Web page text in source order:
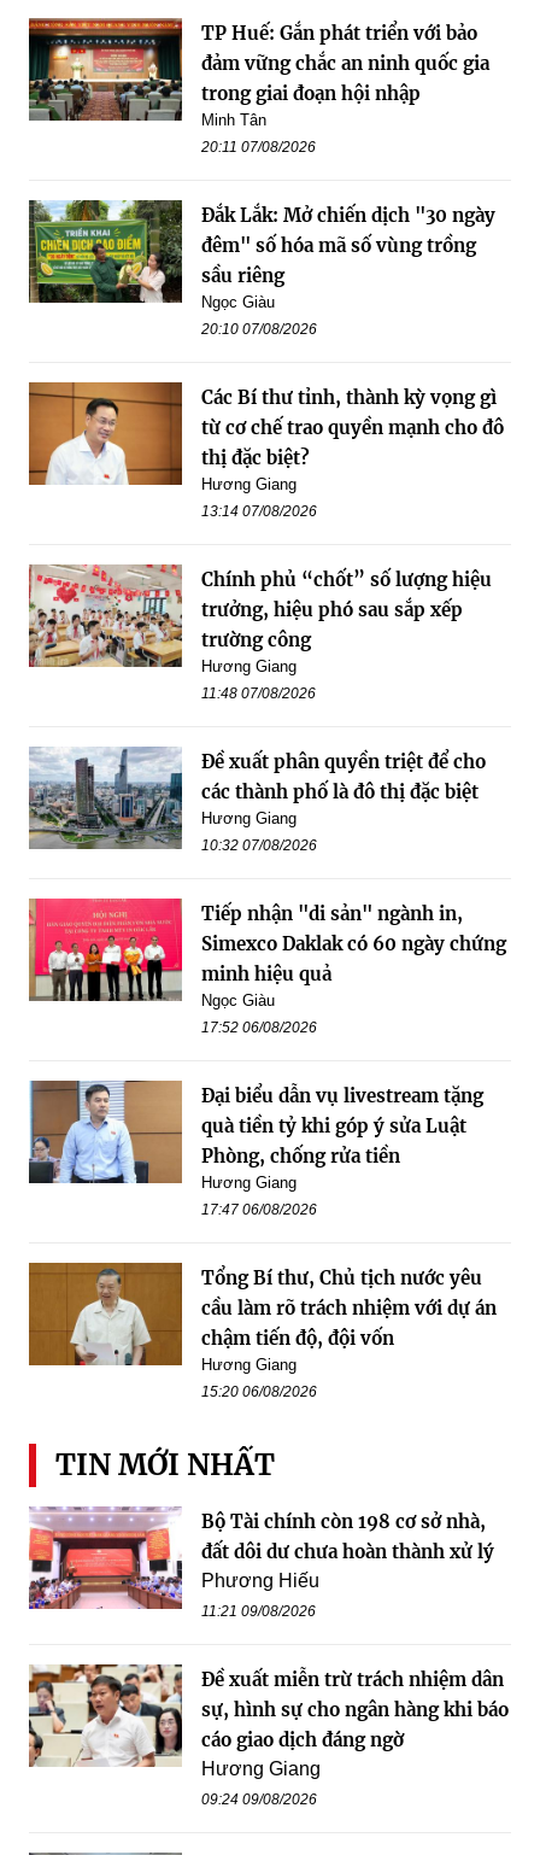
TP Huế: Gắn phát triển với bảo
đảm vững chắc an ninh quốc gia
trong giai đoạn hội nhập
Minh Tân
20:11 07/08/2026
Đắk Lắk: Mở chiến dịch "30 ngày
đêm" số hóa mã số vùng trồng
sầu riêng
Ngọc Giàu
20:10 07/08/2026
Các Bí thư tỉnh, thành kỳ vọng gì
từ cơ chế trao quyền mạnh cho đô
thị đặc biệt?
Hương Giang
13:14 07/08/2026
Chính phủ “chốt” số lượng hiệu
trưởng, hiệu phó sau sắp xếp
trường công
Hương Giang
11:48 07/08/2026
Đề xuất phân quyền triệt để cho
các thành phố là đô thị đặc biệt
Hương Giang
10:32 07/08/2026
Tiếp nhận "di sản" ngành in,
Simexco Daklak có 60 ngày chứng
minh hiệu quả
Ngọc Giàu
17:52 06/08/2026
Đại biểu dẫn vụ livestream tặng
quà tiền tỷ khi góp ý sửa Luật
Phòng, chống rửa tiền
Hương Giang
17:47 06/08/2026
Tổng Bí thư, Chủ tịch nước yêu
cầu làm rõ trách nhiệm với dự án
chậm tiến độ, đội vốn
Hương Giang
15:20 06/08/2026
TIN MỚI NHẤT
Bộ Tài chính còn 198 cơ sở nhà,
đất dôi dư chưa hoàn thành xử lý
Phương Hiếu
11:21 09/08/2026
Đề xuất miễn trừ trách nhiệm dân
sự, hình sự cho ngân hàng khi báo
cáo giao dịch đáng ngờ
Hương Giang
09:24 09/08/2026